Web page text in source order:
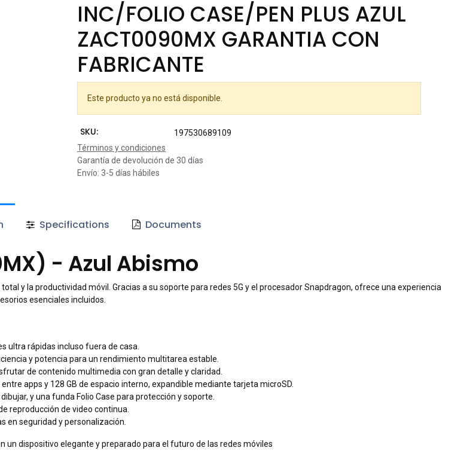
INC/FOLIO CASE/PEN PLUS AZUL
ZACT0090MX GARANTIA CON
FABRICANTE
Este producto ya no está disponible.
SKU:
197530689109
Términos y condiciones
Garantía de devolución de 30 días
Envío: 3-5 días hábiles
Specifications Documents
- Azul Abismo
y la productividad móvil. Gracias a su soporte para redes 5G y el procesador Snapdragon, ofrece una experiencia
esenciales incluidos.
ultra rápidas incluso fuera de casa.
y potencia para un rendimiento multitarea estable.
de contenido multimedia con gran detalle y claridad.
apps y 128 GB de espacio interno, expandible mediante tarjeta microSD.
y una funda Folio Case para protección y soporte.
reproducción de video continua.
en seguridad y personalización.
un dispositivo elegante y preparado para el futuro de las redes móviles